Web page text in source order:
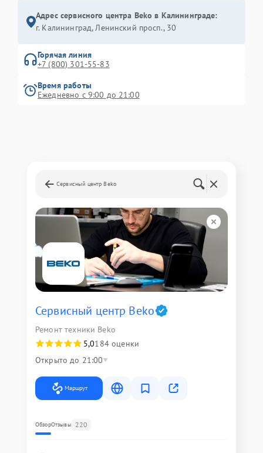
Адрес сервисного центра Beko в Калининграде:
г. Калининград, Ленинский просп., 30
Горячая линия
+7 (800) 301-55-83
Время работы
Ежедневно с 9:00 до 21:00
Сервисный центр Beko
Сервисный центр Beko
Ремонт техники Beko
5,0184 оценки
Открыто до 21:00
Маршрут
ОбзорОтзывы 220